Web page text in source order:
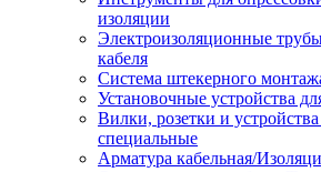
изоляции
Электроизоляционные
кабеля
Система штекерного
Установочные устройства
Вилки, розетки и
специальные
Арматура кабельная/